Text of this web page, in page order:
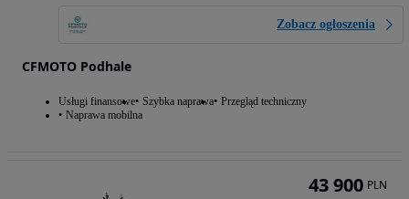
Zobacz ogłoszenia
CFMOTO Podhale
Usługi finansowe Szybka naprawa Przegląd techniczny
Naprawa mobilna
43 900 PLN